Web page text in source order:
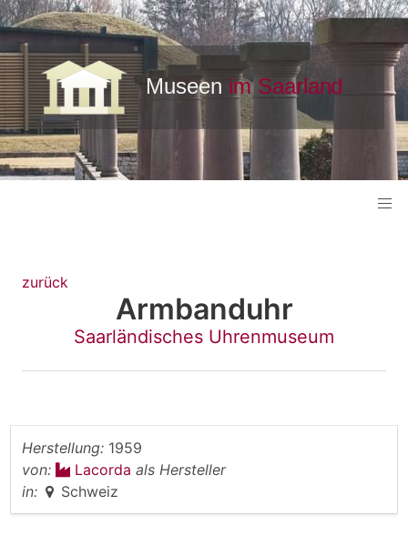
zurück
Armbanduhr
Saarländisches Uhrenmuseum
Herstellung: 1959
von:
Lacorda als Hersteller
in:
Schweiz